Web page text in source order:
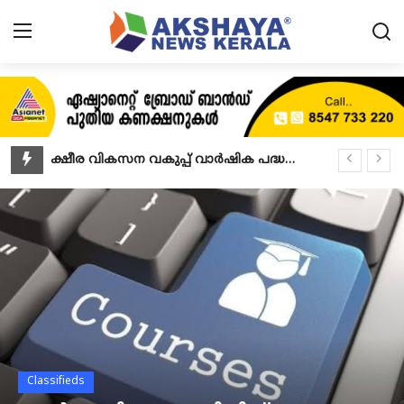
Home
About
Contact
News
Akshaya News
Agriculture
Business
Classifieds
ഭാഗ്യക്കുറി നറുക്കെടുപ്പ് ഫലം അറിയാൻ ഔദ്യോഗിക ആപ്പ്
ഓണം ഘോഷയാത്ര ഫ്ലോട്ട് : ദർഘാസ് ക്ഷണിച്ചു
സെലക്ഷൻ കമ്മിറ്റിയിലേക്ക് അപേക്ഷിക്കാം
ലൈബ്രറി അസിസ്റ്റന്റ്
കോളേജ്/കോഴ്‌സ് ഓപ്ഷനുകൾ സമർപ്പിക്കാം
ജോലി ഒഴിവ്
ഉജ്ജ്വല ബാല്യം പുരസ്‌കാരം 2025: അപേക്ഷ ക്ഷണിച്ചു
Classifieds